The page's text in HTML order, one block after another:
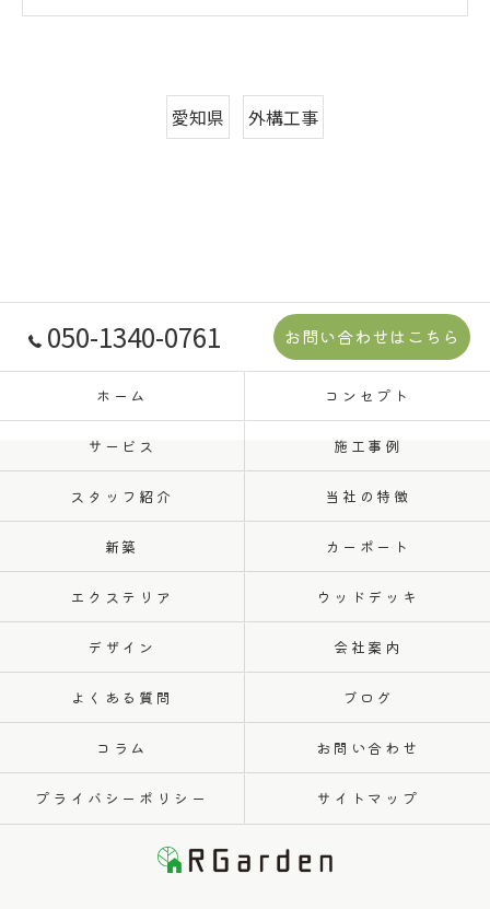
愛知県 外構工事
050-1340-0761 お問い合わせはこちら
ホーム コンセプト
サービス 施工事例
スタッフ紹介 当社の特徴
新築 カーポート
エクステリア ウッドデッキ
デザイン 会社案内
よくある質問 ブログ
コラム お問い合わせ
プライバシーポリシー サイトマップ